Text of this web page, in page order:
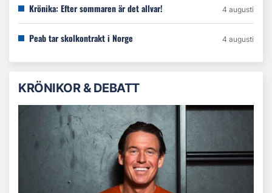
Krönika: Efter sommaren är det allvar! 4 augusti
Peab tar skolkontrakt i Norge 4 augusti
KRÖNIKOR & DEBATT